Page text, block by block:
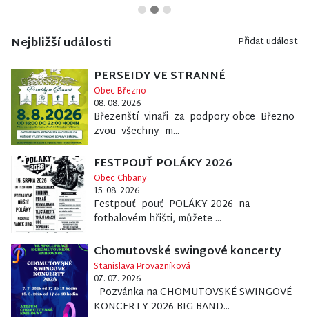
Nejbližší události Přidat událost
PERSEIDY VE STRANNÉ
Obec Březno
08. 08. 2026
Březenští vinaři za podpory obce Březno
zvou všechny m...
FESTPOUŤ POLÁKY 2026
Obec Chbany
15. 08. 2026
Festpouť pouť POLÁKY 2026 na
fotbalovém hřišti, můžete ...
Chomutovské swingové koncerty
Stanislava Provazníková
07. 07. 2026
Pozvánka na CHOMUTOVSKÉ SWINGOVÉ
KONCERTY 2026 BIG BAND...